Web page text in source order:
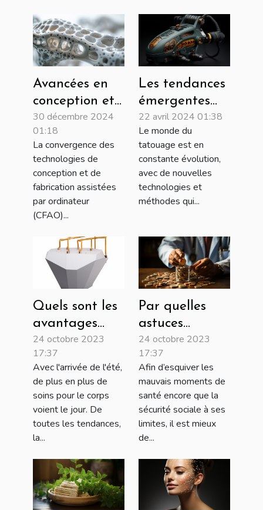
Avancées en
conception et
production
CFAO pour
orthopédie et
podologie
30 décembre 2024
01:18
La convergence des
technologies de
conception et de
fabrication assistées
par ordinateur
(CFAO)...
Les tendances
émergentes
dans les
équipements
de tatouage
en 2023
22 avril 2024 01:38
Le monde du
tatouage est en
constante évolution,
avec de nouvelles
technologies et
méthodes qui...
Quels sont les
avantages
lorsqu’on
réalise la
cryolipolyse ?
24 octobre 2023
17:37
Avec l'arrivée de l'été,
de plus en plus de
soins pour le corps
voient le jour. De
toutes les tendances,
la...
Par quelles
astuces
obtenir une
assurance
santé moins
chère ?
24 octobre 2023
17:37
Afin d’esquiver les
mauvais moments de
santé encore que la
sécurité sociale à ses
limites, il est mieux
de...